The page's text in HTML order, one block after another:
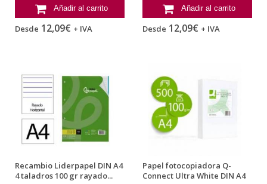
Añadir al carrito
Desde 12,09€ + IVA
Añadir al carrito
Desde 12,09€ + IVA
Recambio Liderpapel DIN A4
4 taladros 100 gr rayado...
Papel fotocopiadora Q-
Connect Ultra White DIN A4